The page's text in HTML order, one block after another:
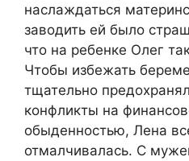
наслаждаться
заводить ей было
что на ребенке Олег
Чтобы избежать
тщательно
конфликты на
обыденностью, Лена
отмалчивалась. С